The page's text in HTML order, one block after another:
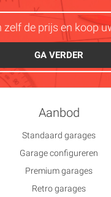
zelf de prijs en koop
GA VERDER
Aanbod
Standaard garages
Garage configureren
Premium garages
Retro garages